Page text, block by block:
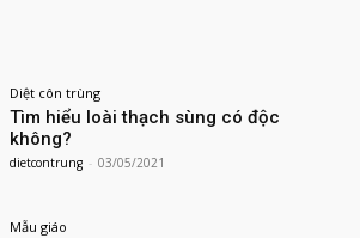
Diệt côn trùng
Tìm hiểu loài thạch sùng có độc
không?
dietcontrung - 03/05/2021
Mẫu giáo